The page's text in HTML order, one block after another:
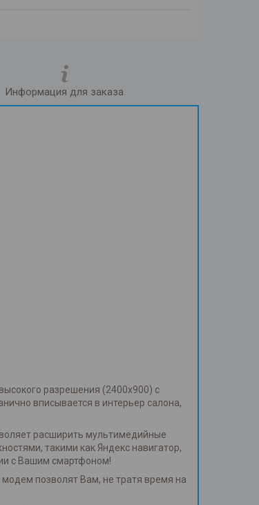
Информация для заказа
разрешения (2400х900) с
вписывается в интерьер салона,
расширить мультимедийные
такими как Яндекс навигатор,
с Вашим смартфоном!
позволят Вам, не тратя время на